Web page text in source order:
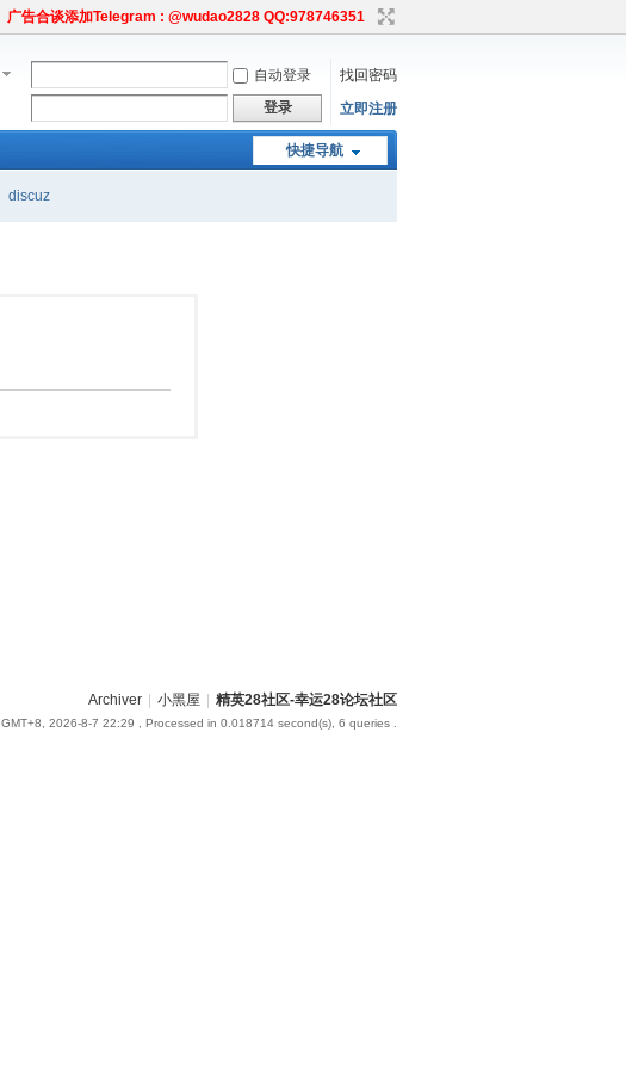
广告合谈添加Telegram : @wudao2828 QQ:978746351
自动登录
找回密码
登录 立即注册
快捷导航
discuz
Archiver 小黑屋 精英28社区-幸运28论坛社区
GMT+8, 2026-8-7 22:29 , Processed in 0.018714 second(s), 6 queries .